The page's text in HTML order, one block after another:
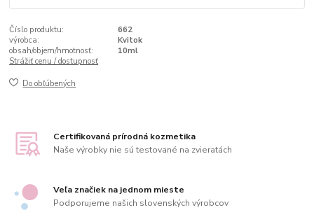
Číslo produktu:
662
výrobca:
Kvitok
obsah/objem/hmotnosť:
10ml
Strážiť cenu / dostupnosť
Do obľúbených
Certifikovaná prírodná kozmetika
Naše výrobky nie sú testované na zvieratách
Veľa značiek na jednom mieste
Podporujeme našich slovenských výrobcov